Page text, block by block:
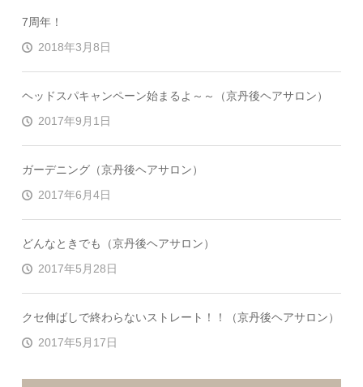
7周年！
2018年3月8日
ヘッドスパキャンペーン始まるよ～～（京丹後ヘアサロン）
2017年9月1日
ガーデニング（京丹後ヘアサロン）
2017年6月4日
どんなときでも（京丹後ヘアサロン）
2017年5月28日
クセ伸ばしで終わらないストレート！！（京丹後ヘアサロン）
2017年5月17日